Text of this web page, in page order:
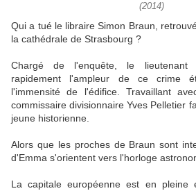
(2014)
Qui a tué le libraire Simon Braun,
la cathédrale de Strasbourg ?
Chargé de l'enquête, le lieutenant
rapidement l'ampleur de ce crime
l'immensité de l'édifice. Travaillant
commissaire divisionnaire Yves Pelletier
jeune historienne.
Alors que les proches de Braun sont
d'Emma s'orientent vers l'horloge
La capitale européenne est en pleine